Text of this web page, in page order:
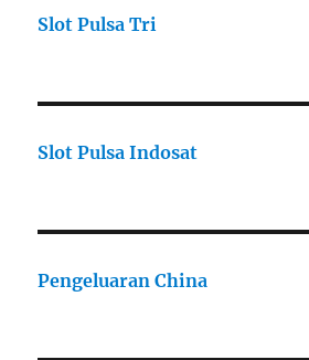
Slot Pulsa Tri
Slot Pulsa Indosat
Pengeluaran China